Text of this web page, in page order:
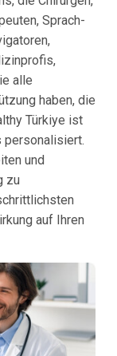
Sprach-
alle
haben, die
Türkiye ist
personalisiert.
und
zu
auf Ihren